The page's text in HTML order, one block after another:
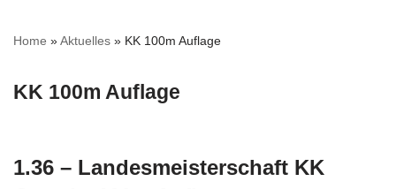
Home »Aktuelles » KK 100m Auflage
KK 100m Auflage
1.36 – Landesmeisterschaft KK